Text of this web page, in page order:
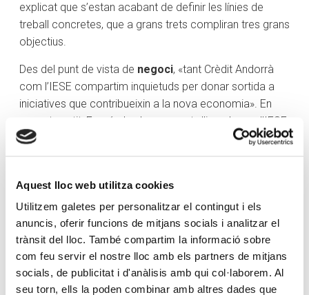
Aquest lloc web utilitza cookies
Utilitzem galetes per personalitzar el contingut i els
anuncis, oferir funcions de mitjans socials i analitzar el
trànsit del lloc. També compartim la informació sobre
com feu servir el nostre lloc amb els partners de mitjans
socials, de publicitat i d'anàlisis amb qui col·laborem. Al
seu torn, ells la poden combinar amb altres dades que
explicat que s’estan acabant de definir les línies de
treball concretes, que a grans trets compliran tres grans
objectius.
Des del punt de vista de negoci, «tant Crèdit Andorrà
com l’IESE compartim inquietuds per donar sortida a
iniciatives que contribueixin a la nova economia». En
aquest sentit, Fernández ha avançat «l’impuls que l’IESE
pot donar a iniciatives com Scale Lab Andorra, el
programa d’hiperacceleració empresarial de Crèdit
plataforma de suport emprenedor de l’IESE». Finaves,
segons Fernández, «ofereix eines didàctiques als
emprenedors perquè creïn els seus plans d’empresa,
però, sobretot, reuneix inversors, emprenedors i
l’experiència de l’IESE per promoure noves empreses».
Albert Fernández considera igualment imprescindible